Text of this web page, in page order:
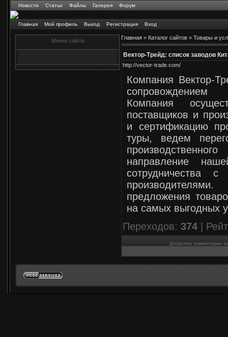
Новости Статьи Файлы Галерея Форум
Главная Мой профиль Выход Регистрация Вход
Меню сайта Главная»Каталог сайтов»Товары и
Вектор-Трейд: список заводов
http://vector-trade.com/
Компания Вектор-
Компания
поставщиков и
и сертификацию
туры, ведем
направление
сотрудничества
предложения
на самых выгодных
Переходов:374|
Добавлять комментарии